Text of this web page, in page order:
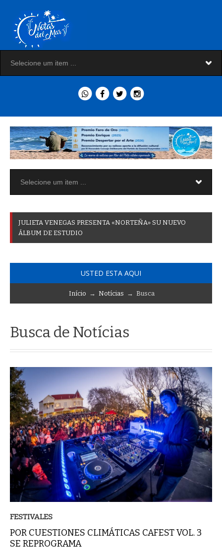
JULIETA VENEGAS PRESENTA «NORTEÑA» SU NUEVO
ÁLBUM DE ESTUDIO
USTED ESTA AQUI
Início → Notícias → Busca
Busca de Notícias
FESTIVALES
POR CUESTIONES CLIMÁTICAS CAFEST VOL. 3
SE REPROGRAMA